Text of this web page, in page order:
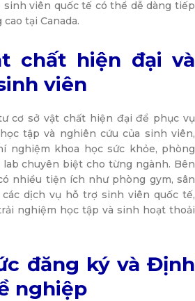
viên quốc tế có thể dễ dàng tiếp
tại Canada.
chất hiện đại và
viên
cơ sở vật chất hiện đại để phục vụ
tập và nghiên cứu của sinh viên,
nghiệm khoa học sức khỏe, phòng
chuyên biệt cho từng ngành. Bên
nhiều tiện ích như phòng gym, sân
dịch vụ hỗ trợ sinh viên quốc tế,
nghiệm học tập và sinh hoạt thoải
đăng ký và Định
nghiệp